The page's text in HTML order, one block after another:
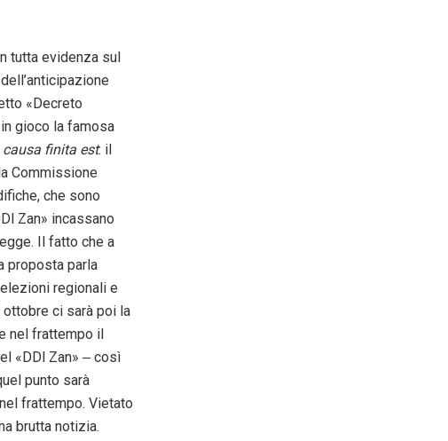
tutta evidenza sul
«Decreto
gioco la famosa
finita est: il
Commissione
che sono
Zan» incassano
Il fatto che a
proposta parla
regionali e
ci sarà poi la
nel frattempo il
«DDl Zan» ‒ così
punto sarà
frattempo. Vietato
brutta notizia.